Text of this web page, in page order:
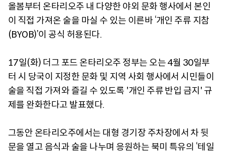
올봄부터 온타리오주 내 다양한 야외 문화 행사에서 본인
이 직접 가져온 술을 마실 수 있는 이른바 ‘개인 주류 지참
(BYOB)’이 공식 허용된다.
17일(화) 더그 포드 온타리오주 정부는 오는 4월 30일부
터 시 당국이 지정한 문화 및 지역 사회 행사에서 시민들이
술을 직접 가져와 즐길 수 있도록 '개인 주류 반입 금지' 규
제를 완화한다고 발표했다.
그동안 온타리오주에서는 대형 경기장 주차장에서 차 뒷
문을 열고 음식과 술을 나누며 응원하는 북미 특유의 ‘테일